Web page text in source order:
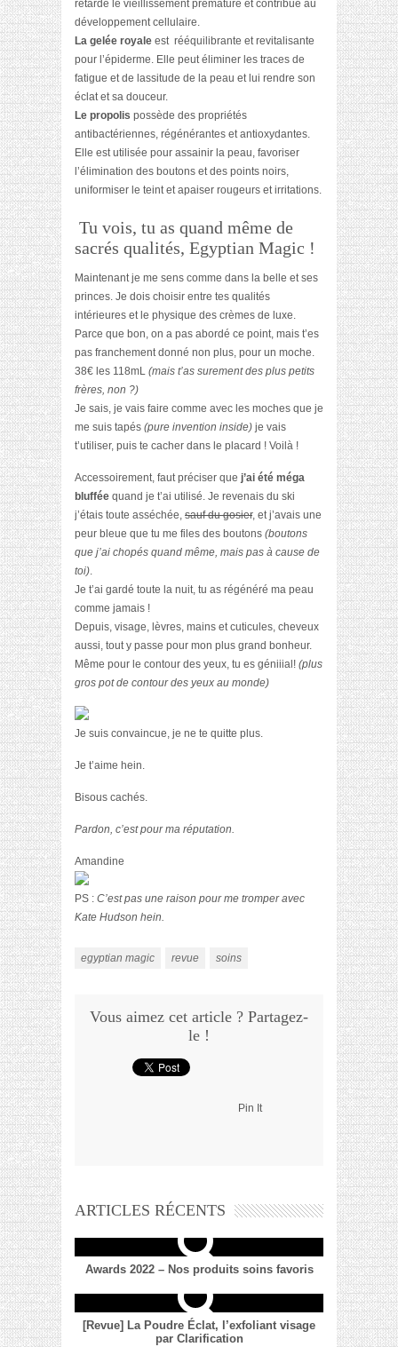
retarde le vieillissement prématuré et contribue au
développement cellulaire.
La gelée royale est rééquilibrante et revitalisante
pour l’épiderme. Elle peut éliminer les traces de
fatigue et de lassitude de la peau et lui rendre son
éclat et sa douceur.
Le propolis possède des propriétés
antibactériennes, régénérantes et antioxydantes.
Elle est utilisée pour assainir la peau, favoriser
l’élimination des boutons et des points noirs,
uniformiser le teint et apaiser rougeurs et irritations.
Tu vois, tu as quand même de
sacrés qualités, Egyptian Magic !
Maintenant je me sens comme dans la belle et ses
princes. Je dois choisir entre tes qualités
intérieures et le physique des crèmes de luxe.
Parce que bon, on a pas abordé ce point, mais t’es
pas franchement donné non plus, pour un moche.
38€ les 118mL (mais t’as surement des plus petits
frères, non ?)
Je sais, je vais faire comme avec les moches que je
me suis tapés (pure invention inside) je vais
t’utiliser, puis te cacher dans le placard ! Voilà !
Accessoirement, faut préciser que j’ai été méga
bluffée quand je t’ai utilisé. Je revenais du ski
j’étais toute asséchée, sauf du gosier, et j’avais une
peur bleue que tu me files des boutons (boutons
que j’ai chopés quand même, mais pas à cause de
toi).
Je t’ai gardé toute la nuit, tu as régénéré ma peau
comme jamais !
Depuis, visage, lèvres, mains et cuticules, cheveux
aussi, tout y passe pour mon plus grand bonheur.
Même pour le contour des yeux, tu es géniiial! (plus
gros pot de contour des yeux au monde)
Je suis convaincue, je ne te quitte plus.
Je t’aime hein.
Bisous cachés.
Pardon, c’est pour ma réputation.
Amandine
PS : C’est pas une raison pour me tromper avec
Kate Hudson hein.
egyptian magic revue soins
Vous aimez cet article ? Partagez-
le !
Pin It
ARTICLES RÉCENTS
Awards 2022 – Nos produits soins favoris
[Revue] La Poudre Éclat, l’exfoliant visage
par Clarification